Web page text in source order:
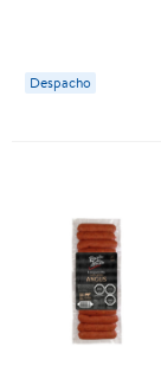
Despacho